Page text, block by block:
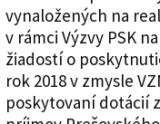
vynaložených na
v rámci Výzvy PSK
žiadostí o
rok 2018 v zmysle
poskytovaní dotácií